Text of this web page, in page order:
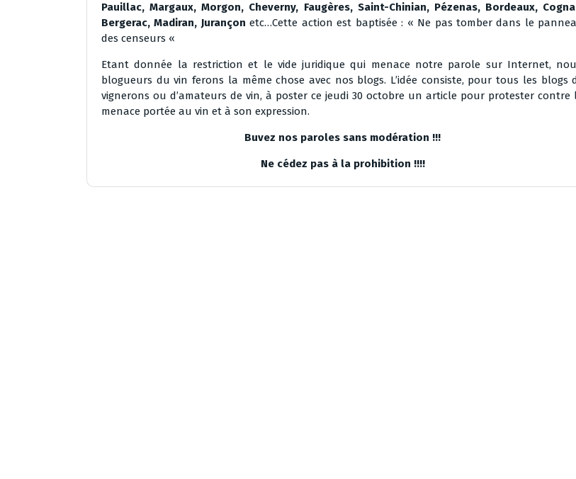
Pauillac, Margaux, Morgon, Cheverny, Faugères, Saint-Chinian, Pézenas, Bordeaux,
Bergerac, Madiran, Jurançon etc…Cette action est baptisée : « Ne pas tomber dans le
des censeurs «
Etant donnée la restriction et le vide juridique qui menace notre parole sur Internet,
blogueurs du vin ferons la même chose avec nos blogs. L’idée consiste, pour tous les blogs
vignerons ou d’amateurs de vin, à poster ce jeudi 30 octobre un article pour protester contre
menace portée au vin et à son expression.
Buvez nos paroles sans modération !!!
Ne cédez pas à la prohibition !!!!